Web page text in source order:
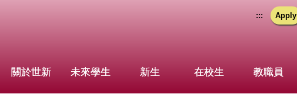
::: Apply
關於世新 未來學生 新生 在校生 教職員